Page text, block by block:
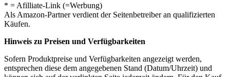
* = Afilliate-Link (=Werbung)
Als Amazon-Partner verdient der Seitenbetreiber an qualifizierten
Käufen.
Hinweis zu Preisen und Verfügbarkeiten
Sofern Produktpreise und Verfügbarkeiten angezeigt werden,
entsprechen diese dem angegebenen Stand (Datum/Uhrzeit) und